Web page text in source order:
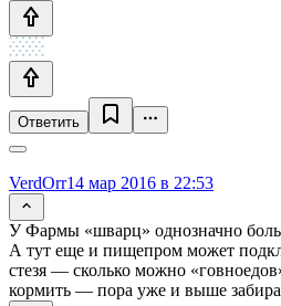
Ответить
VerdOrr14 мар 2016 в 22:53
У Фармы «шварц» однозначно
А тут еще и пищепром может
стезя — сколько можно
кормить — пора уже и выше